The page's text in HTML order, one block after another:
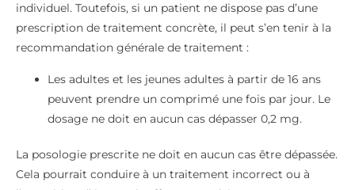
individuel. Toutefois, si un patient ne dispose pas d’une
prescription de traitement concrète, il peut s’en tenir à la
recommandation générale de traitement :
Les adultes et les jeunes adultes à partir de 16 ans
peuvent prendre un comprimé une fois par jour. Le
dosage ne doit en aucun cas dépasser 0,2 mg.
La posologie prescrite ne doit en aucun cas être dépassée.
Cela pourrait conduire à un traitement incorrect ou à